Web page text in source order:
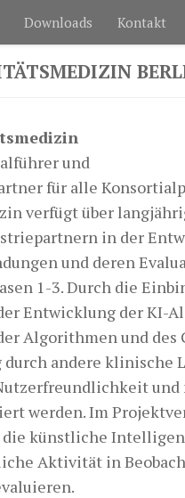
Downloads Kontakt
und
für alle
verfügt über
in der
und deren
1-3. Durch die
Entwicklung der KI-
Algorithmen und des
durch andere klinische
werden. Im
künstliche
Aktivität in